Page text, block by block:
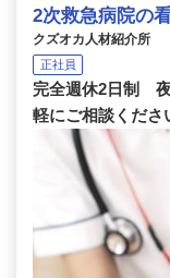
2次救急病院の
クズオカ人材紹介所
正社員
完全週休2日制
軽にご相談くださ